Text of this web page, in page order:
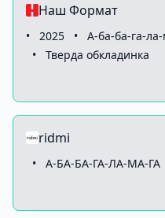
Наш Формат
• 2025 • А-ба-ба-га-
•
Тверда обкладинка
ridmi
• А-БА-БА-ГА-ЛА-МА-ГА